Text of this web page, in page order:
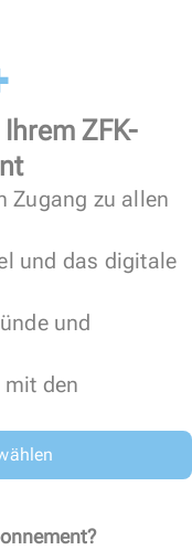
ZFK-
Zugang zu allen
und das digitale
und
den